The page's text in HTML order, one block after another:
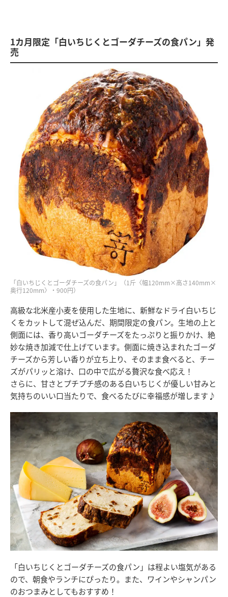
1カ月限定「白いちじくとゴーダチーズの食パン」発
売
「白いちじくとゴーダチーズの食パン」（1斤〈幅120mm×高さ140mm×
奥行120mm〉・900円）
高級な北米産小麦を使用した生地に、新鮮なドライ白いちじ
くをカットして混ぜ込んだ、期間限定の食パン。生地の上と
側面には、香り高いゴーダチーズをたっぷりと振りかけ、絶
妙な焼き加減で仕上げています。側面に焼き込まれたゴーダ
チーズから芳しい香りが立ち上り、そのまま食べると、チー
ズがパリッと溶け、口の中で広がる贅沢な食べ応え！
さらに、甘さとプチプチ感のある白いちじくが優しい甘みと
気持ちのいい口当たりで、食べるたびに幸福感が増します♪
「白いちじくとゴーダチーズの食パン」は程よい塩気がある
ので、朝食やランチにぴったり。また、ワインやシャンパン
のおつまみとしてもおすすめ！